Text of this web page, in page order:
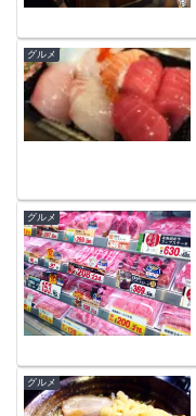
グルメ
グルメ
グルメ